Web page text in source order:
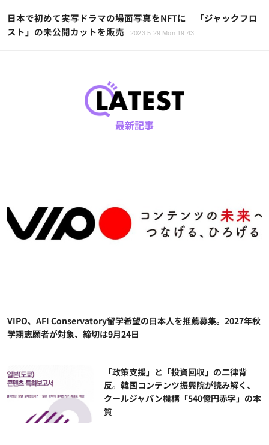
日本で初めて実写ドラマの場面写真をNFTに 「ジャックフロ
スト」の未公開カットを販売
2023.5.29 Mon 19:43
最新記事
VIPO、AFI Conservatory留学希望の日本人を推薦募集。2027年秋
学期志願者が対象、締切は9月24日
「政策支援」と「投資回収」の二律背
反。韓国コンテンツ振興院が読み解く、
クールジャパン機構「540億円赤字」の本
質